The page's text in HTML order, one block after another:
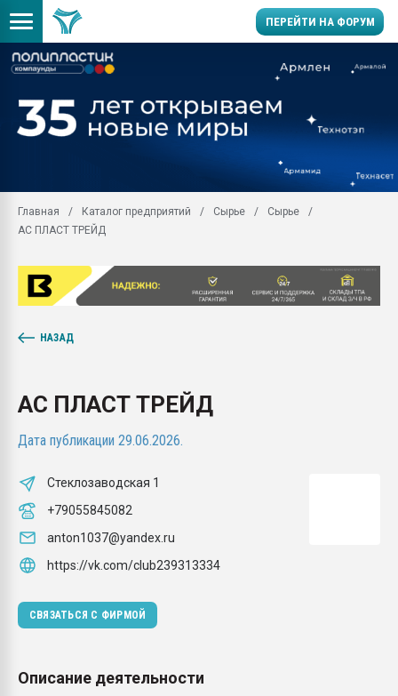
ПЕРЕЙТИ НА ФОРУМ
Вакуум-формовочные
28.07.2026
пластмасс
Всё, что касается
бутылок
Главная Каталог предприятий Сырье
Сырье
АС ПЛАСТ ТРЕЙД
НАЗАД
АС ПЛАСТ ТРЕЙД
Дата публикации 29.06.2026.
Стеклозаводская 1
+79055845082
anton1037@yandex.ru
https://vk.com/club239313334
СВЯЗАТЬСЯ С ФИРМОЙ
Описание деятельности